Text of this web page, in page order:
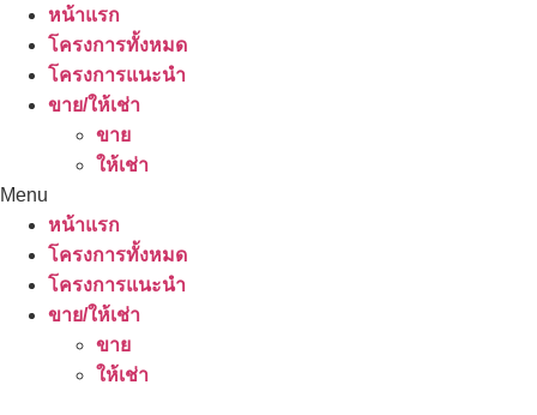
หน้าแรก
โครงการทั้งหมด
โครงการแนะนำ
ขาย/ให้เช่า
ขาย
ให้เช่า
Menu
หน้าแรก
โครงการทั้งหมด
โครงการแนะนำ
ขาย/ให้เช่า
ขาย
ให้เช่า